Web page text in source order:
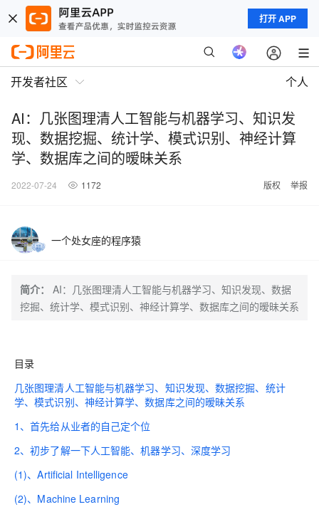
打开 APP
开发者社区 个人
AI：几张图理清人工智能与机器学习、知识发
现、数据挖掘、统计学、模式识别、神经计算
学、数据库之间的暧昧关系
2022-07-24 1172 版权 举报
一个处女座的程序猿
简介：
AI：几张图理清人工智能与机器学习、知识发现、数据
挖掘、统计学、模式识别、神经计算学、数据库之间的暧昧关系
目录
几张图理清人工智能与机器学习、知识发现、数据挖掘、统计
学、模式识别、神经计算学、数据库之间的暧昧关系
1、首先给从业者的自己定个位
2、初步了解一下人工智能、机器学习、深度学习
(1)、Artificial Intelligence
(2)、Machine Learning